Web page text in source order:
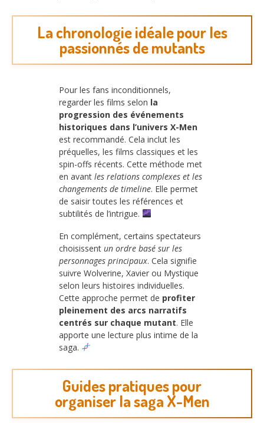
La chronologie idéale pour les
passionnés de mutants
Pour les fans inconditionnels,
regarder les films selon la
progression des événements
historiques dans l’univers X-Men
est recommandé. Cela inclut les
préquelles, les films classiques et les
spin-offs récents. Cette méthode met
en avant les relations complexes et les
changements de timeline. Elle permet
de saisir toutes les références et
subtilités de l’intrigue.
En complément, certains spectateurs
choisissent un ordre basé sur les
personnages principaux. Cela signifie
suivre Wolverine, Xavier ou Mystique
selon leurs histoires individuelles.
Cette approche permet de profiter
pleinement des arcs narratifs
centrés sur chaque mutant. Elle
apporte une lecture plus intime de la
saga.
Guides pratiques pour
organiser la saga X-Men